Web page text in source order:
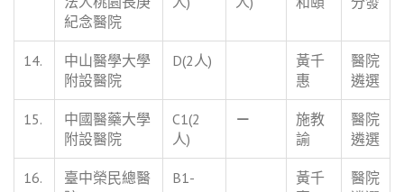
紀念醫院
14.
中山醫學大學
附設醫院
D(2人)
黃千
惠
醫院
遴選
15.
中國醫藥大學
附設醫院
C1(2
人)
－
施教
諭
醫院
遴選
16.
臺中榮民總醫
B1-
黃千
醫院